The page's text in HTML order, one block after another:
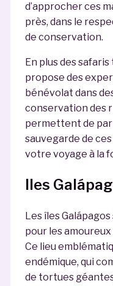
d’approcher ces
près, dans le
de conservation.
En plus des
propose des
bénévolat dans
conservation des
permettent de
sauvegarde de
votre voyage à la
Iles
Les îles
pour les
Ce lieu
endémique, qui
de tortues